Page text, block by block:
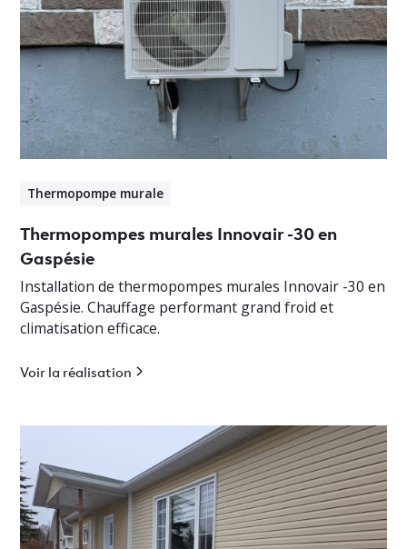
Thermopompe murale
Thermopompes murales Innovair -30 en
Gaspésie
Installation de thermopompes murales Innovair -30 en
Gaspésie. Chauffage performant grand froid et
climatisation efficace.
Voir la réalisation